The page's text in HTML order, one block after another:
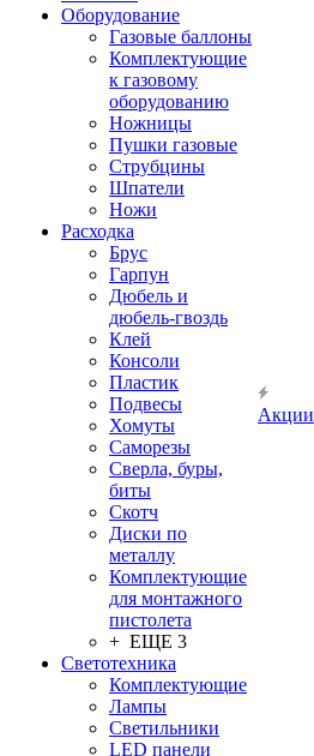
Оборудование
Газовые баллоны
Комплектующие
к газовому
оборудованию
Ножницы
Пушки газовые
Струбцины
Шпатели
Ножи
Расходка
Брус
Гарпун
Дюбель и
дюбель-гвоздь
Клей
Консоли
Пластик
Подвесы
Хомуты
Саморезы
Сверла, буры,
биты
Скотч
Диски по
металлу
Комплектующие
для монтажного
пистолета
+ ЕЩЕ 3
Светотехника
Комплектующие
Лампы
Светильники
LED панели
Акции